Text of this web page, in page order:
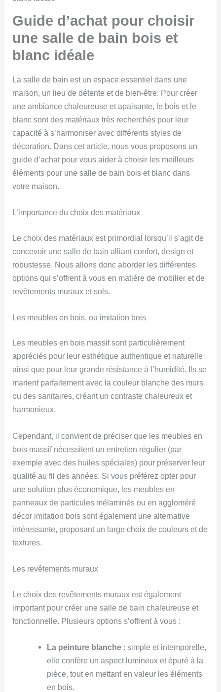
Guide d’achat pour choisir
une salle de bain bois et
blanc idéale
La salle de bain est un espace essentiel dans une
maison, un lieu de détente et de bien-être. Pour créer
une ambiance chaleureuse et apaisante, le bois et le
blanc sont des matériaux très recherchés pour leur
capacité à s’harmoniser avec différents styles de
décoration. Dans cet article, nous vous proposons un
guide d’achat pour vous aider à choisir les meilleurs
éléments pour une salle de bain bois et blanc dans
votre maison.
L’importance du choix des matériaux
Le choix des matériaux est primordial lorsqu’il s’agit de
concevoir une salle de bain alliant confort, design et
robustesse. Nous allons donc aborder les différentes
options qui s’offrent à vous en matière de mobilier et de
revêtements muraux et sols.
Les meubles en bois, ou imitation bois
Les meubles en bois massif sont particulièrement
appréciés pour leur esthétique authentique et naturelle
ainsi que pour leur grande résistance à l’humidité. Ils se
marient parfaitement avec la couleur blanche des murs
ou des sanitaires, créant un contraste chaleureux et
harmonieux.
Cependant, il convient de préciser que les meubles en
bois massif nécessitent un entretien régulier (par
exemple avec des huiles spéciales) pour préserver leur
qualité au fil des années. Si vous préférez opter pour
une solution plus économique, les meubles en
panneaux de particules mélaminés ou en aggloméré
décor imitation bois sont également une alternative
intéressante, proposant un large choix de couleurs et de
textures.
Les revêtements muraux
Le choix des revêtements muraux est également
important pour créer une salle de bain chaleureuse et
fonctionnelle. Plusieurs options s’offrent à vous :
La peinture blanche: simple et intemporelle,
elle confère un aspect lumineux et épuré à la
pièce, tout en mettant en valeur les éléments
en bois.